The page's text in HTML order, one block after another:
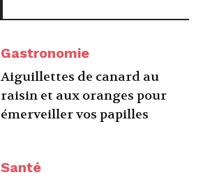
Gastronomie
Aiguillettes de canard au
raisin et aux oranges pour
émerveiller vos papilles
Santé